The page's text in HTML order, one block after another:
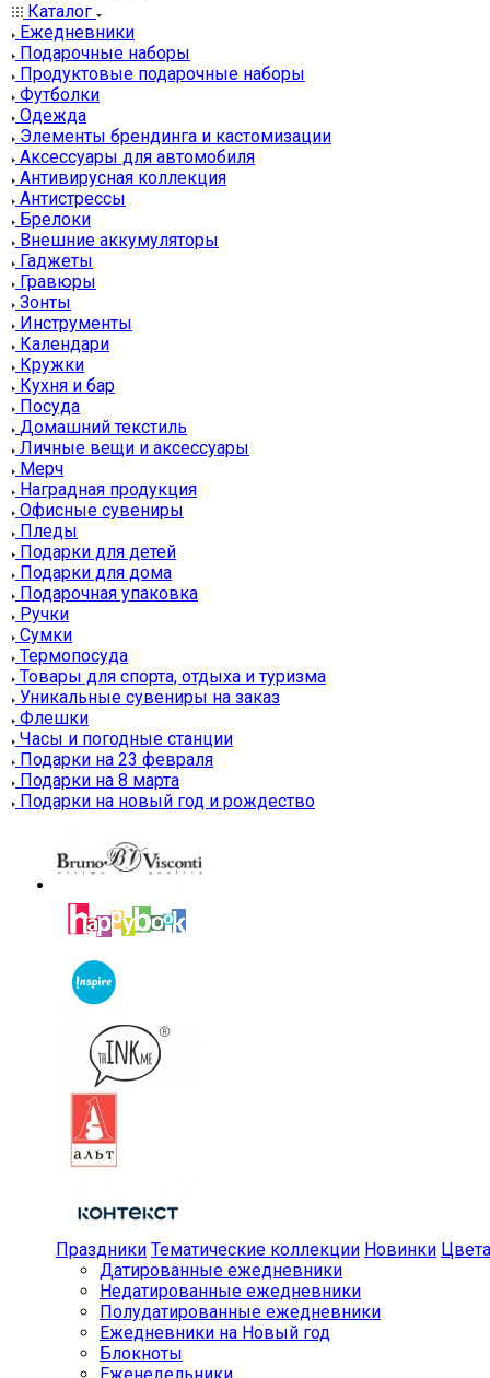
Каталог
Ежедневники
Подарочные наборы
Продуктовые подарочные наборы
Футболки
Одежда
Элементы брендинга и кастомизации
Аксессуары для автомобиля
Антивирусная коллекция
Антистрессы
Брелоки
Внешние аккумуляторы
Гаджеты
Гравюры
Зонты
Инструменты
Календари
Кружки
Кухня и бар
Посуда
Домашний текстиль
Личные вещи и аксессуары
Мерч
Наградная продукция
Офисные сувениры
Пледы
Подарки для детей
Подарки для дома
Подарочная упаковка
Ручки
Сумки
Термопосуда
Товары для спорта, отдыха и туризма
Уникальные сувениры на заказ
Флешки
Часы и погодные станции
Подарки на 23 февраля
Подарки на 8 марта
Подарки на новый год и рождество
Праздники Тематические коллекции Новинки Цвета
Датированные ежедневники
Недатированные ежедневники
Полудатированные ежедневники
Ежедневники на Новый год
Блокноты